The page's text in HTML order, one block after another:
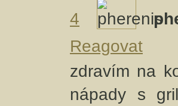
4
Reagovat
zdravím na
nápady s